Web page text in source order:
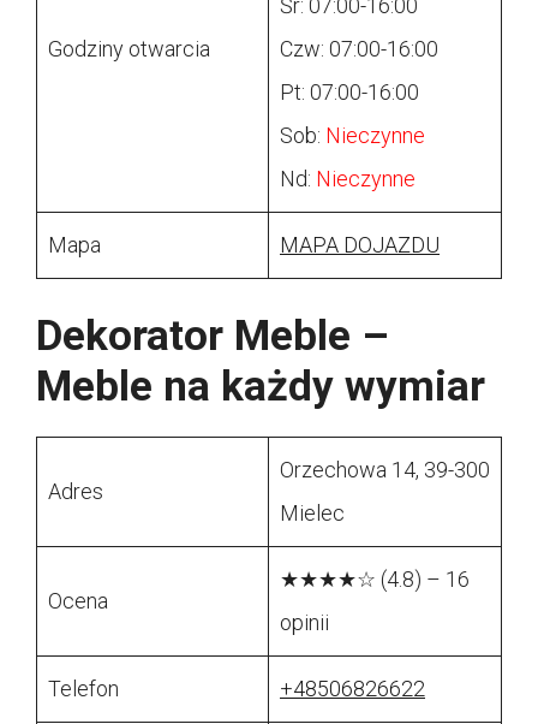
Godziny otwarcia
Śr: 07:00-16:00
Czw: 07:00-16:00
Pt: 07:00-16:00
Sob: Nieczynne
Nd: Nieczynne
Mapa MAPA DOJAZDU
Dekorator Meble –
Meble na każdy wymiar
Adres
Orzechowa 14, 39-300
Mielec
Ocena
★★★★☆ (4.8) – 16
opinii
Telefon +48506826622